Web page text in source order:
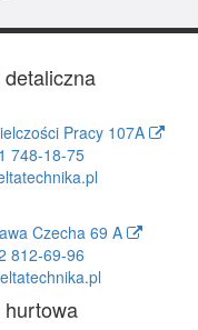
Pracy 107A
748-18-75
Czecha 69 A
812-69-96
hurtowa